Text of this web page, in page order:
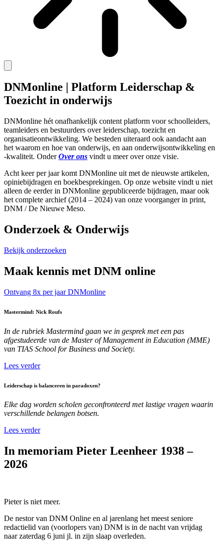
DNMonline | Platform Leiderschap &
Toezicht in onderwijs
DNMonline hét onafhankelijk content platform voor schoolleiders,
teamleiders en bestuurders over leiderschap, toezicht en
organisatieontwikkeling. We besteden uiteraard ook aandacht aan
het waarom en hoe van onderwijs, en aan onderwijsontwikkeling en
-kwaliteit. OnderOver ons vindt u meer over onze visie.
Acht keer per jaar komt DNMonline uit met de nieuwste artikelen,
opiniebijdragen en boekbesprekingen. Op onze website vindt u niet
alleen de eerder in DNMonline gepubliceerde bijdragen, maar ook
het complete archief (2014 – 2024) van onze voorganger in print,
DNM / De Nieuwe Meso.
Onderzoek & Onderwijs
Bekijk onderzoeken
Maak kennis met DNM online
Ontvang 8x per jaar DNMonline
Mastermind: Nick Roufs
In de rubriek Mastermind gaan we in gesprek met een pas
afgestudeerde van de Master of Management in Education (MME)
van TIAS School for Business and Society.
Lees verder
Leiderschap is balanceren in paradoxen?
Elke dag worden scholen geconfronteerd met lastige vragen waarin
verschillende belangen botsen.
Lees verder
In memoriam Pieter Leenheer 1938 –
2026
Pieter is niet meer.
De nestor van DNM Online en al jarenlang het meest seniore
redactielid van (voorlopers van) DNM is in de nacht van vrijdag
naar zaterdag 6 juni jl. in zijn slaap overleden.